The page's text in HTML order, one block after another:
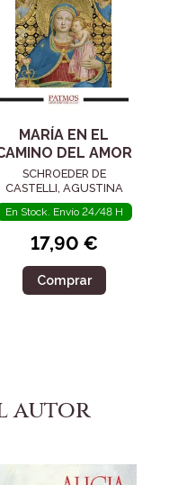
MARÍA EN EL
DEL AMOR
SCHROEDER DE
CASTELLI, AGUSTINA
En Stock. Envío 24/48 H
17,90 €
Comprar
autor